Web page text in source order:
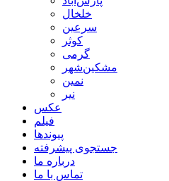
خلخال
سرعین
کوثر
گرمی
مشکین‌شهر
نمین
نیر
عکس
فیلم
پیوندها
جستجوی پیشرفته
درباره ما
تماس با ما